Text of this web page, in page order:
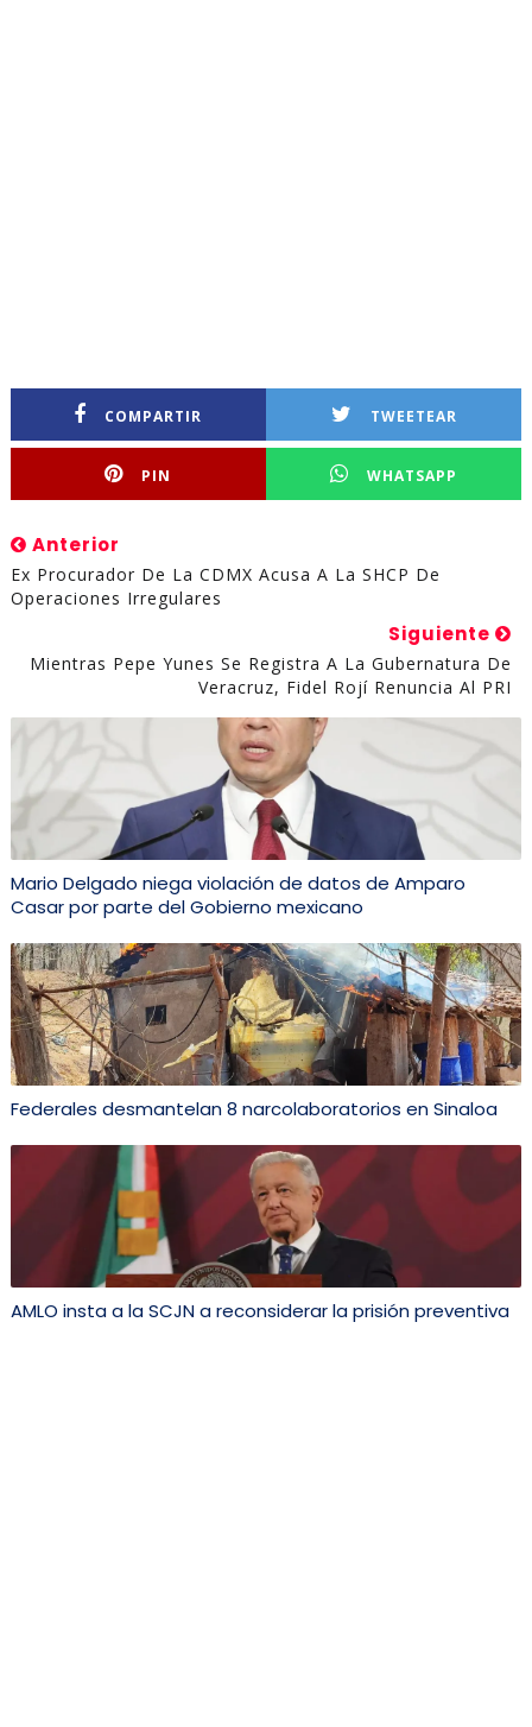
COMPARTIR TWEETEAR
PIN WHATSAPP
Anterior
Ex Procurador De La CDMX Acusa A La SHCP De
Operaciones Irregulares
Siguiente
Mientras Pepe Yunes Se Registra A La Gubernatura De
Veracruz, Fidel Rojí Renuncia Al PRI
Mario Delgado niega violación de datos de Amparo
Casar por parte del Gobierno mexicano
Federales desmantelan 8 narcolaboratorios en Sinaloa
AMLO insta a la SCJN a reconsiderar la prisión preventiva